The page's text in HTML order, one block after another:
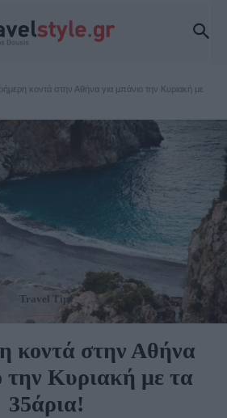
κοντά στην Αθήνα για μπάνιο την Κυριακή με
Travel Tips
κοντά στην Αθήνα
την Κυριακή με τα
35άρια!